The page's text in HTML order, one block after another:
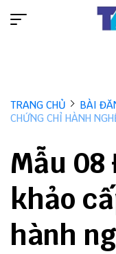
TRANG CHỦ BÀI
CHỨNG CHỈ HÀNH
Mẫu
khảo
hành